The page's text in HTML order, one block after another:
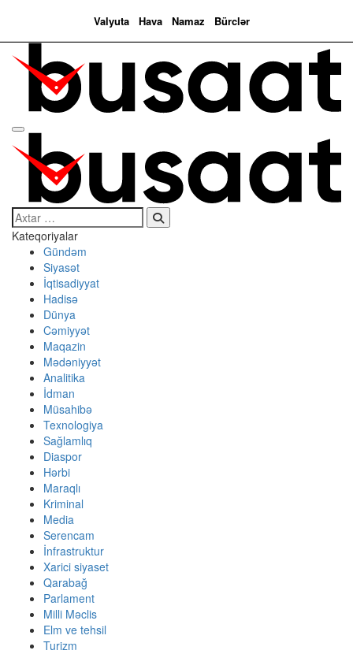
Valyuta Hava Namaz Bürclər
Search…
Kateqoriyalar
Gündəm
Siyasət
İqtisadiyyat
Hadisə
Dünya
Cəmiyyət
Maqazin
Mədəniyyət
Analitika
İdman
Müsahibə
Texnologiya
Sağlamlıq
Diaspor
Hərbi
Maraqlı
Kriminal
Media
Serencam
İnfrastruktur
Xarici siyaset
Qarabağ
Parlament
Milli Məclis
Elm ve tehsil
Turizm